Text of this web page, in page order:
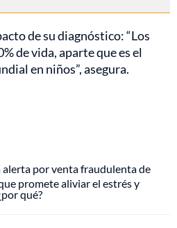
de su diagnóstico: “Los
de vida, aparte que es el
en niños”, asegura.
alerta por venta fraudulenta de
promete aliviar el estrés y
qué?